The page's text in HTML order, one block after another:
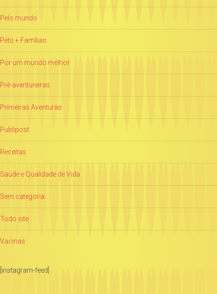
Pelo mundo
Pets + Famílias
Por um mundo melhor
Pré-aventureiras
Primeiras Aventuras
Publipost
Receitas
Saúde e Qualidade de Vida
Sem categoria
Todo site
Vacinas
[instagram-feed]